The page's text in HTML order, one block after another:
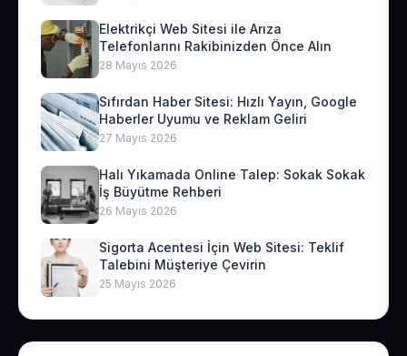
Elektrikçi Web Sitesi ile Arıza
Telefonlarını Rakibinizden Önce Alın
28 Mayıs 2026
Sıfırdan Haber Sitesi: Hızlı Yayın, Google
Haberler Uyumu ve Reklam Geliri
27 Mayıs 2026
Halı Yıkamada Online Talep: Sokak Sokak
İş Büyütme Rehberi
26 Mayıs 2026
Sigorta Acentesi İçin Web Sitesi: Teklif
Talebini Müşteriye Çevirin
25 Mayıs 2026